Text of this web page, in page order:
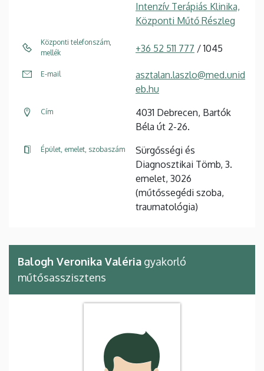
Intenzív Terápiás Klinika,
Központi Műtő Részleg
Központi telefonszám,
mellék
+36 52 511 777 / 1045
E-mail
asztalan.laszlo@med.unid
eb.hu
Cím
4031 Debrecen, Bartók
Béla út 2-26.
Épület, emelet, szobaszám
Sürgősségi és
Diagnosztikai Tömb, 3.
emelet, 3026
(műtőssegédi szoba,
traumatológia)
Balogh Veronika Valéria gyakorló
műtősasszisztens